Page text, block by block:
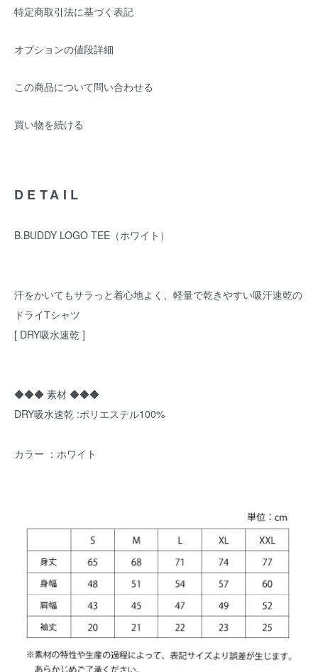
特定商取引法に基づく表記
オプションの値段詳細
この商品について問い合わせる
買い物を続ける
DETAIL
B.BUDDY LOGO TEE（ホワイト）
汗をかいてもサラっと着心地よく、軽量で乾きやすい吸汗速乾の
ドライTシャツ
[ DRY吸水速乾 ]
◆◆◆ 素材 ◆◆◆
DRY吸水速乾 :ポリエステル100%
カラー ：ホワイト